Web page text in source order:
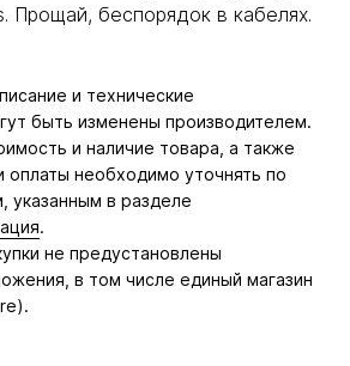
Прощай, беспорядок в кабелях.
и технические
быть изменены производителем.
и наличие товара, а также
оплаты необходимо уточнять по
указанным в разделе
.
не предустановлены
в том числе единый магазин